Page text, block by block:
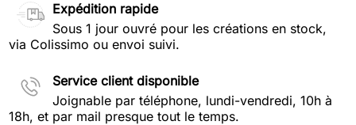
Expédition rapide
Sous 1 jour ouvré pour les créations en stock,
via Colissimo ou envoi suivi.
Service client disponible
Joignable par téléphone, lundi-vendredi, 10h à
18h, et par mail presque tout le temps.